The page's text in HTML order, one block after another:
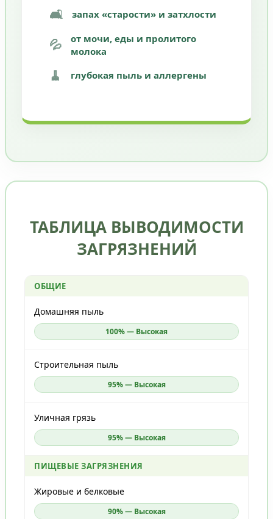
🛋️ запах «старости» и затхлости
💦
от мочи, еды и пролитого
молока
🧹 глубокая пыль и аллергены
ТАБЛИЦА ВЫВОДИМОСТИ
ЗАГРЯЗНЕНИЙ
ОБЩИЕ
Домашняя пыль
100% — Высокая
Строительная пыль
95% — Высокая
Уличная грязь
95% — Высокая
ПИЩЕВЫЕ ЗАГРЯЗНЕНИЯ
Жировые и белковые
90% — Высокая